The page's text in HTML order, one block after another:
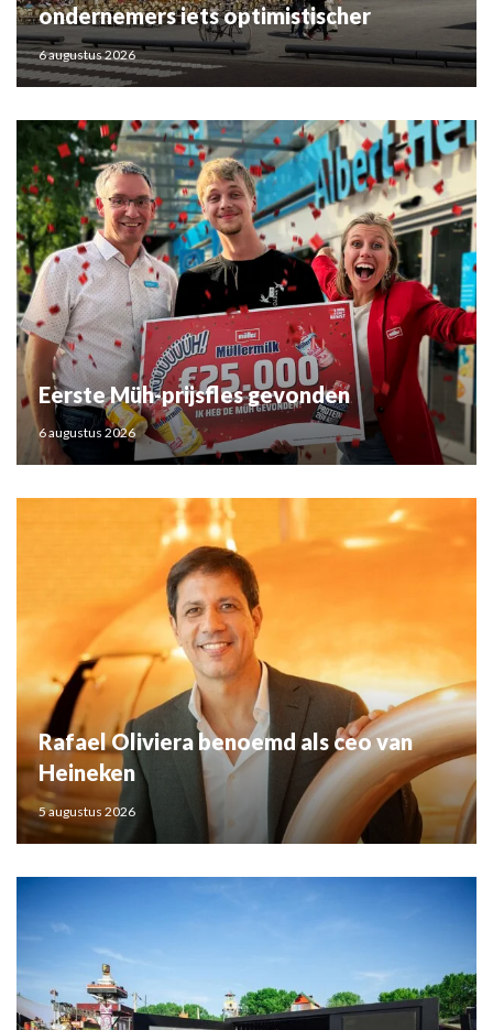
ondernemers iets optimistischer
6 augustus 2026
Eerste Müh-prijsfles gevonden
6 augustus 2026
Rafael Oliviera benoemd als ceo van
Heineken
5 augustus 2026